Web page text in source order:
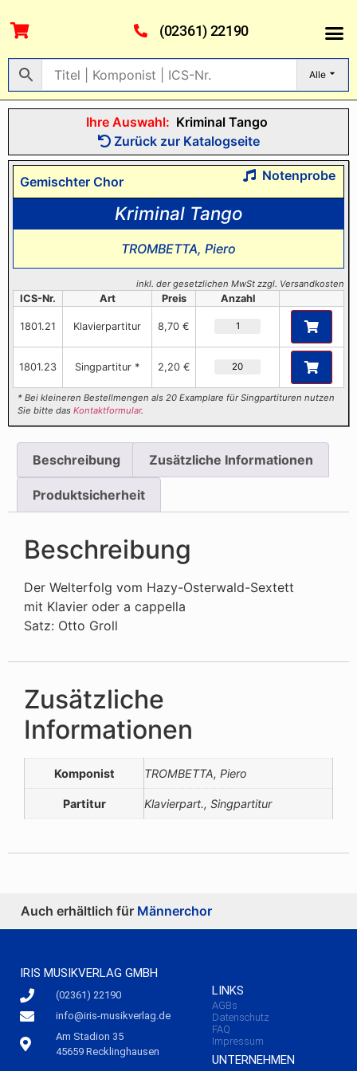
(02361) 22190
Alle
Ihre Auswahl: Kriminal Tango
Zurück zur Katalogseite
Gemischter Chor Notenprobe
Kriminal Tango
TROMBETTA, Piero
inkl. der gesetzlichen MwSt zzgl. Versandkosten
ICS-Nr. Art Preis Anzahl
1801.21 Klavierpartitur 8,70 €
1801.23 Singpartitur * 2,20 €
* Bei kleineren Bestellmengen als 20 Examplare für Singpartituren nutzen
Sie bitte dasKontaktformular.
Beschreibung Zusätzliche Informationen
Produktsicherheit
Beschreibung
Der Welterfolg vom Hazy-Osterwald-Sextett
mit Klavier oder a cappella
Satz: Otto Groll
Zusätzliche
Informationen
Komponist TROMBETTA, Piero
Partitur Klavierpart., Singpartitur
Auch erhältlich für Männerchor
IRIS MUSIKVERLAG GMBH
(02361) 22190
info@iris-musikverlag.de
Am Stadion 35
45659 Recklinghausen
LINKS
AGBs
Datenschutz
FAQ
Impressum
UNTERNEHMEN